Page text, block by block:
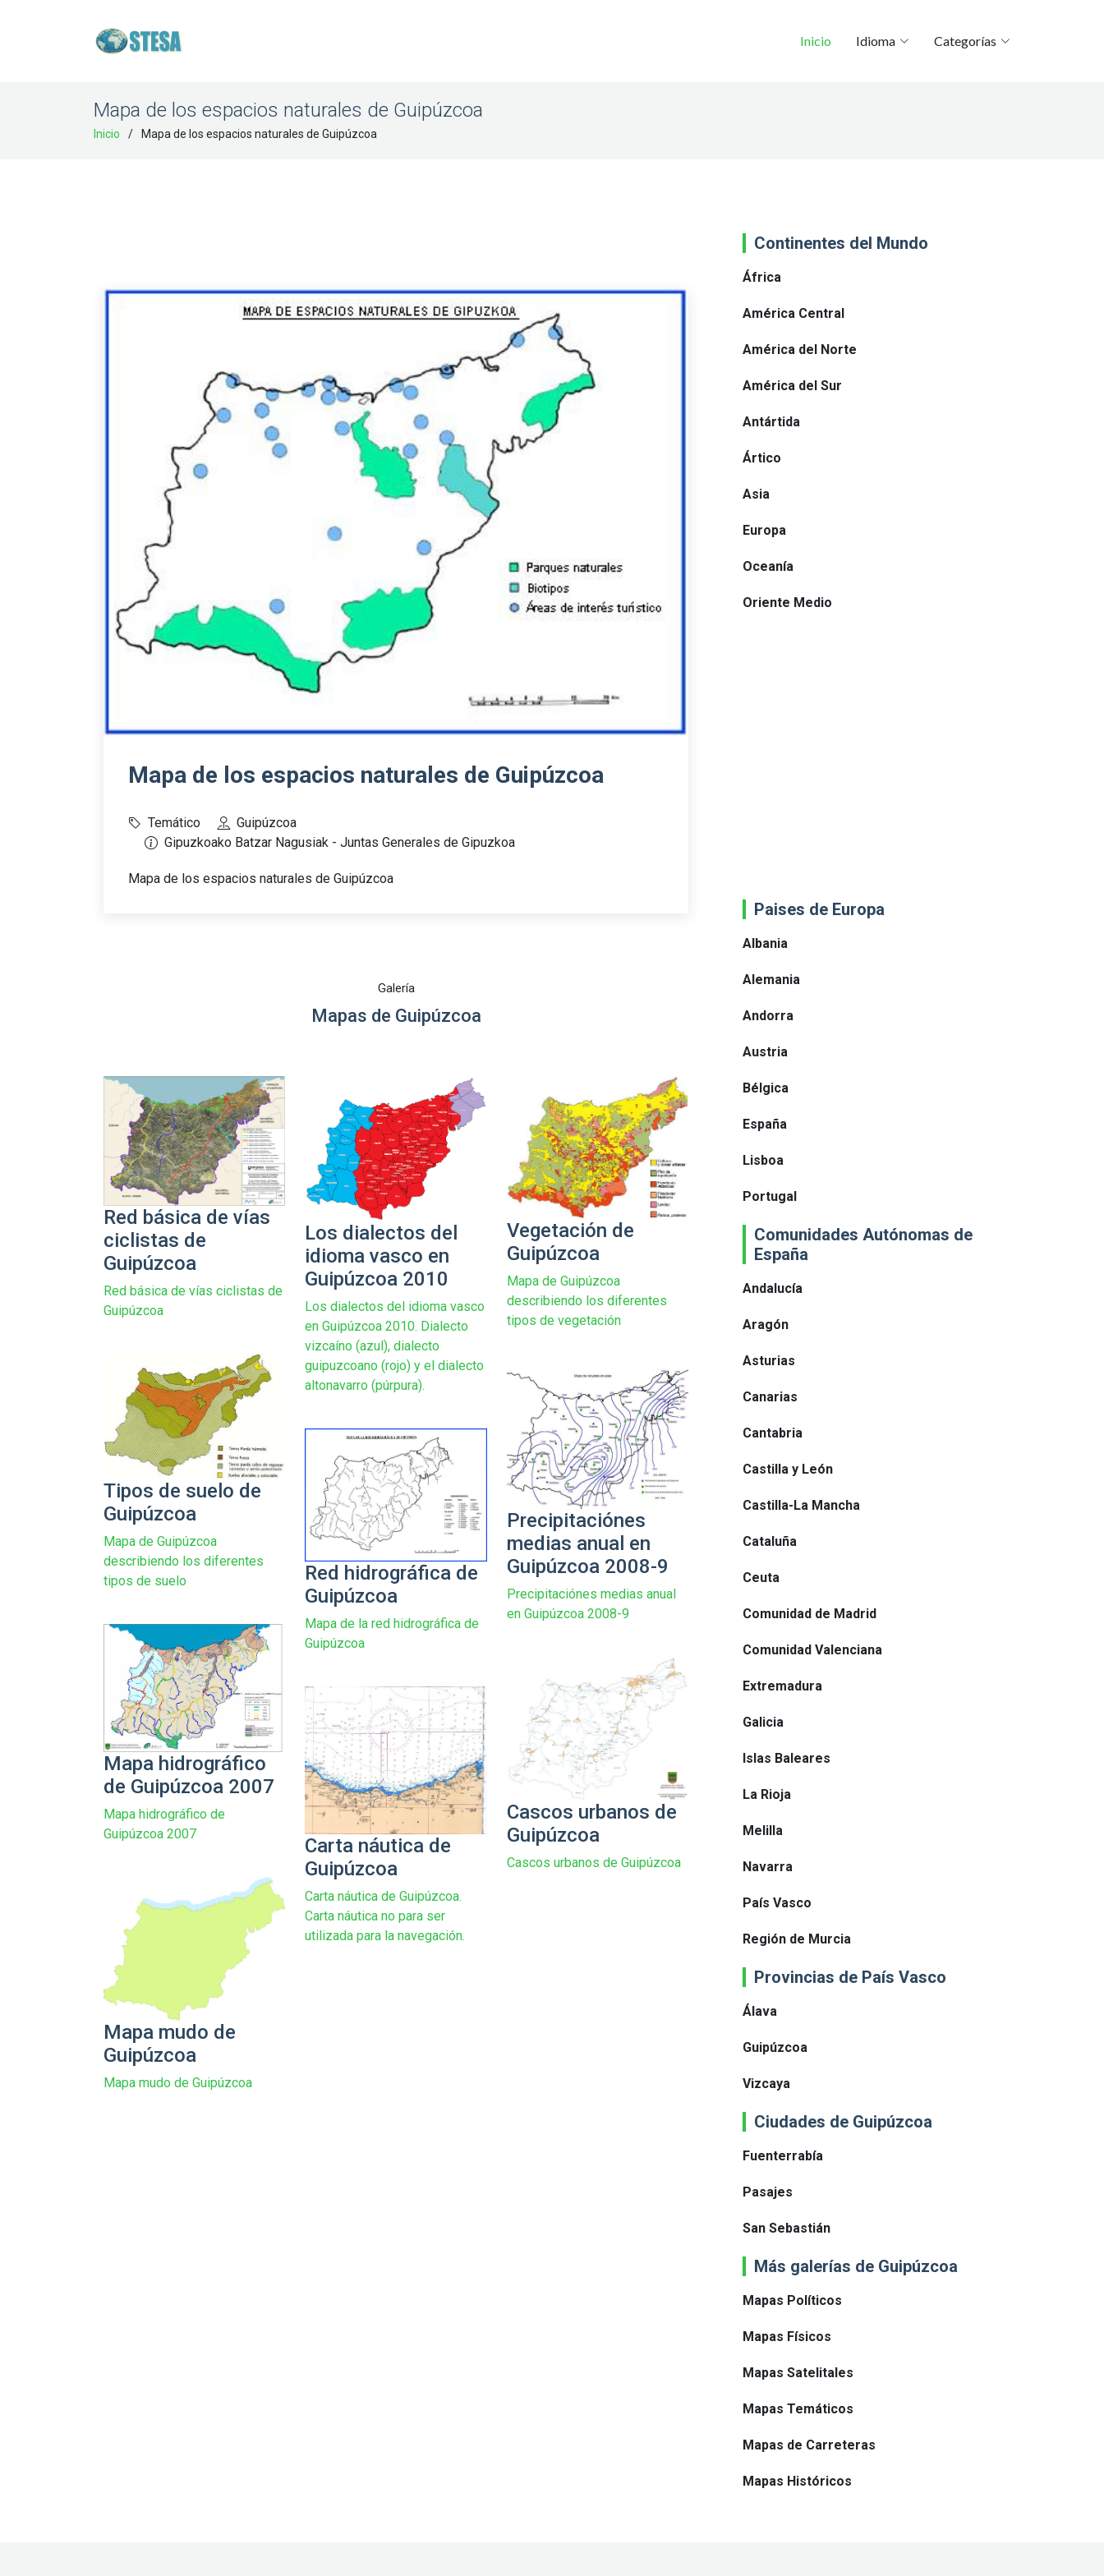
Inicio Idioma Categorías
Mapa de los espacios naturales de Guipúzcoa
Inicio Mapa de los espacios naturales de Guipúzcoa
Mapa de los espacios naturales de Guipúzcoa
Temático
Guipúzcoa
Gipuzkoako Batzar Nagusiak - Juntas Generales de Gipuzkoa
Mapa de los espacios naturales de Guipúzcoa
Galería
Mapas de Guipúzcoa
Red básica de vías
ciclistas de
Guipúzcoa
Red básica de vías ciclistas de
Guipúzcoa
Los dialectos del
idioma vasco en
Guipúzcoa 2010
Los dialectos del idioma vasco
en Guipúzcoa 2010. Dialecto
vizcaíno (azul), dialecto
guipuzcoano (rojo) y el dialecto
altonavarro (púrpura).
Vegetación de
Guipúzcoa
Mapa de Guipúzcoa
describiendo los diferentes
tipos de vegetación
Tipos de suelo de
Guipúzcoa
Mapa de Guipúzcoa
describiendo los diferentes
tipos de suelo
Precipitaciónes
medias anual en
Guipúzcoa 2008-9
Precipitaciónes medias anual
en Guipúzcoa 2008-9
Red hidrográfica de
Guipúzcoa
Mapa de la red hidrográfica de
Guipúzcoa
Mapa hidrográfico
de Guipúzcoa 2007
Mapa hidrográfico de
Guipúzcoa 2007
Cascos urbanos de
Guipúzcoa
Cascos urbanos de Guipúzcoa
Carta náutica de
Guipúzcoa
Carta náutica de Guipúzcoa.
Carta náutica no para ser
utilizada para la navegación.
Mapa mudo de
Guipúzcoa
Mapa mudo de Guipúzcoa
Continentes del Mundo
África
América Central
América del Norte
América del Sur
Antártida
Ártico
Asia
Europa
Oceanía
Oriente Medio
Paises de Europa
Albania
Alemania
Andorra
Austria
Bélgica
España
Lisboa
Portugal
Comunidades Autónomas de
España
Andalucía
Aragón
Asturias
Canarias
Cantabria
Castilla y León
Castilla-La Mancha
Cataluña
Ceuta
Comunidad de Madrid
Comunidad Valenciana
Extremadura
Galicia
Islas Baleares
La Rioja
Melilla
Navarra
País Vasco
Región de Murcia
Provincias de País Vasco
Álava
Guipúzcoa
Vizcaya
Ciudades de Guipúzcoa
Fuenterrabía
Pasajes
San Sebastián
Más galerías de Guipúzcoa
Mapas Políticos
Mapas Físicos
Mapas Satelitales
Mapas Temáticos
Mapas de Carreteras
Mapas Históricos